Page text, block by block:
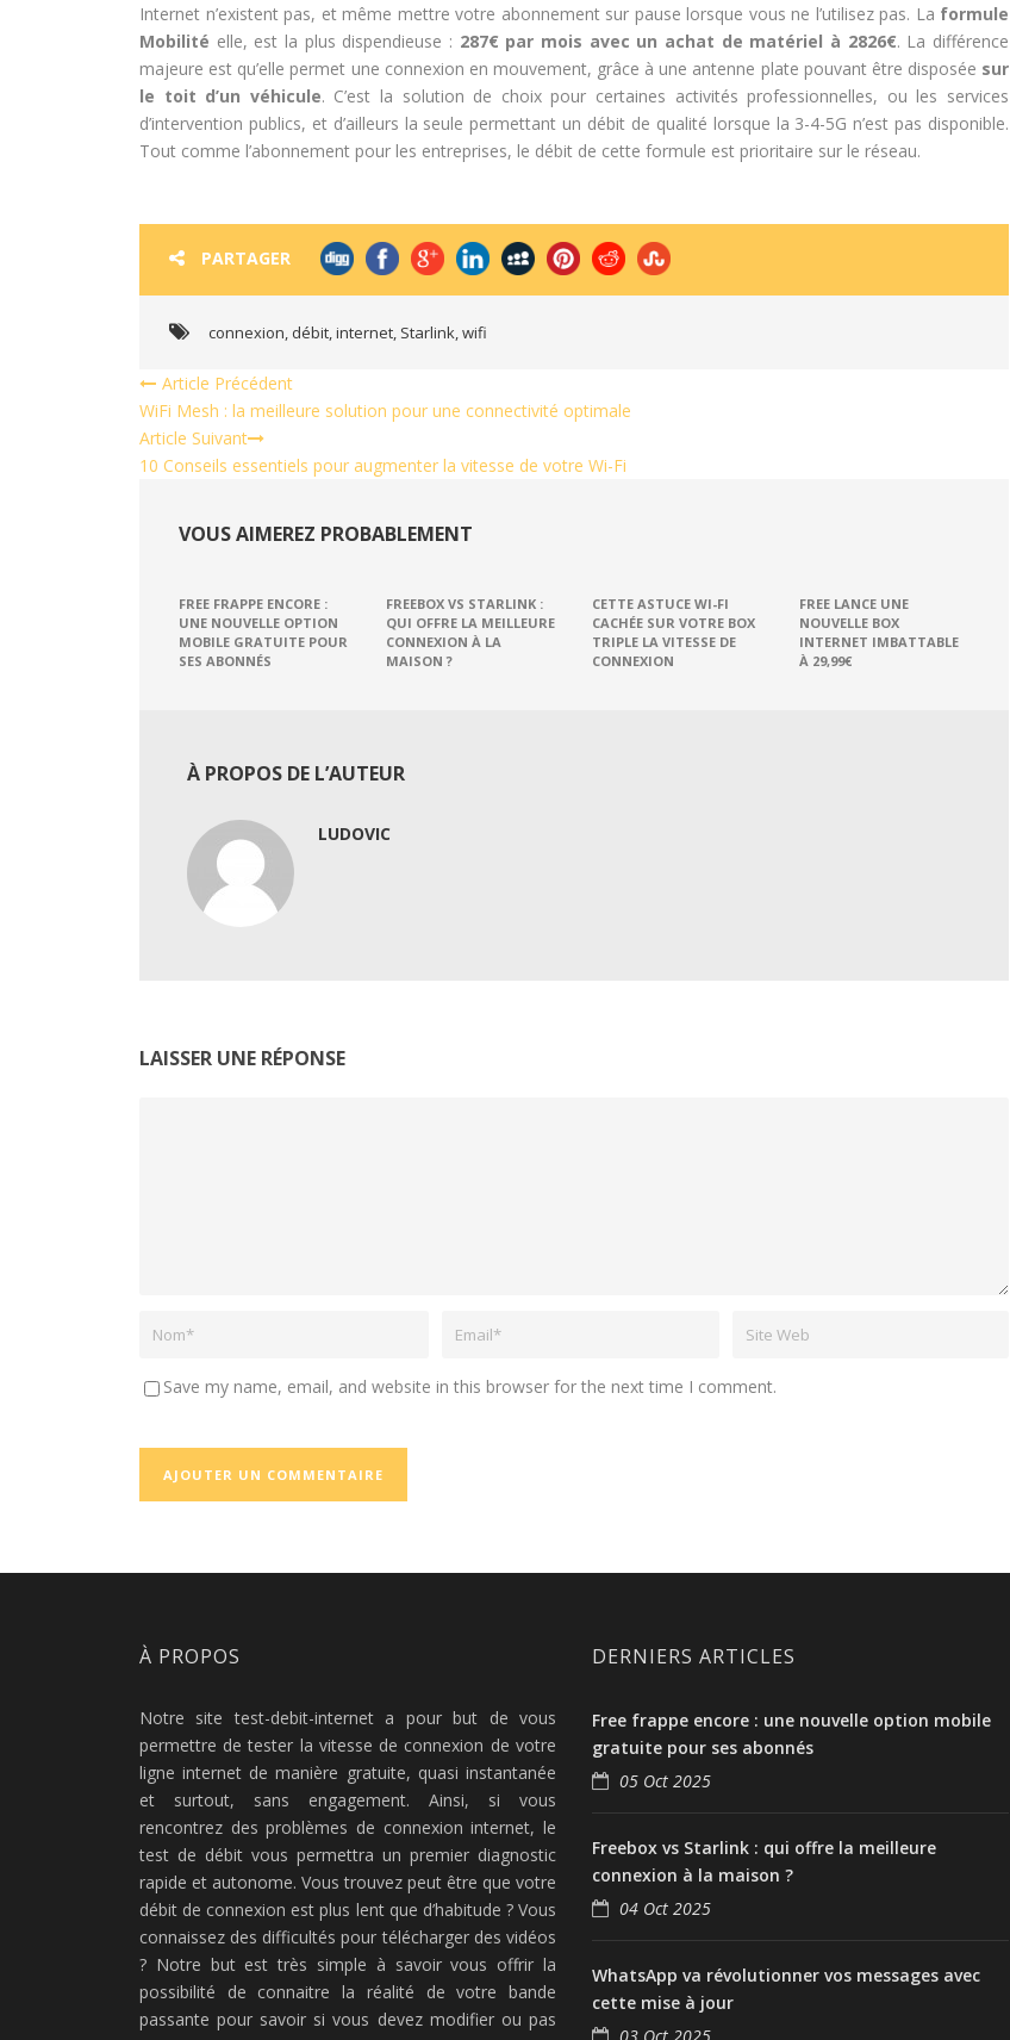
Internet n’existent pas, et même mettre votre abonnement sur pause lorsque vous ne l’utilisez pas. La formule
Mobilité elle, est la plus dispendieuse : 287€ par mois avec un achat de matériel à 2826€. La différence
majeure est qu’elle permet une connexion en mouvement, grâce à une antenne plate pouvant être disposée sur
le toit d’un véhicule. C’est la solution de choix pour certaines activités professionnelles, ou les services
d’intervention publics, et d’ailleurs la seule permettant un débit de qualité lorsque la 3-4-5G n’est pas disponible.
Tout comme l’abonnement pour les entreprises, le débit de cette formule est prioritaire sur le réseau.
PARTAGER
connexion, débit,internet, Starlink,wifi
Article Précédent
WiFi Mesh : la meilleure solution pour une connectivité optimale
Article Suivant
10 Conseils essentiels pour augmenter la vitesse de votre Wi-Fi
VOUS AIMEREZ PROBABLEMENT
FREE FRAPPE ENCORE :
UNE NOUVELLE OPTION
MOBILE GRATUITE POUR
SES ABONNÉS
FREEBOX VS STARLINK :
QUI OFFRE LA MEILLEURE
CONNEXION À LA
MAISON ?
CETTE ASTUCE WI-FI
CACHÉE SUR VOTRE BOX
TRIPLE LA VITESSE DE
CONNEXION
FREE LANCE UNE
NOUVELLE BOX
INTERNET IMBATTABLE
À 29,99€
À PROPOS DE L’AUTEUR
LUDOVIC
LAISSER UNE RÉPONSE
Save my name, email, and website in this browser for the next time I comment.
À PROPOS
Notre site test-debit-internet a pour but de vous
permettre de tester la vitesse de connexion de votre
ligne internet de manière gratuite, quasi instantanée
et surtout, sans engagement. Ainsi, si vous
rencontrez des problèmes de connexion internet, le
test de débit vous permettra un premier diagnostic
rapide et autonome. Vous trouvez peut être que votre
débit de connexion est plus lent que d’habitude ? Vous
connaissez des difficultés pour télécharger des vidéos
? Notre but est très simple à savoir vous offrir la
possibilité de connaitre la réalité de votre bande
passante pour savoir si vous devez modifier ou pas
DERNIERS ARTICLES
Free frappe encore : une nouvelle option mobile
gratuite pour ses abonnés
05 Oct 2025
Freebox vs Starlink : qui offre la meilleure
connexion à la maison ?
04 Oct 2025
WhatsApp va révolutionner vos messages avec
cette mise à jour